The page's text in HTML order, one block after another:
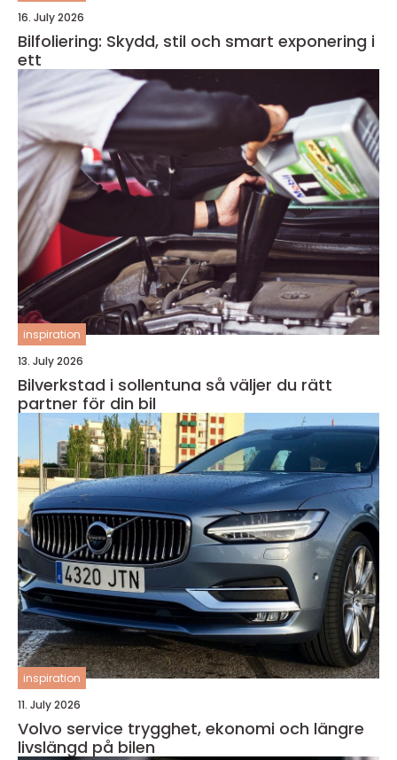
16. July 2026
Bilfoliering: Skydd, stil och smart exponering i
ett
inspiration
13. July 2026
Bilverkstad i sollentuna så väljer du rätt
partner för din bil
inspiration
11. July 2026
Volvo service trygghet, ekonomi och längre
livslängd på bilen